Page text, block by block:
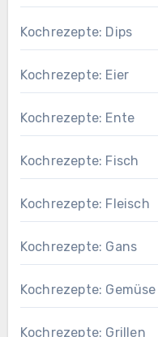
Kochrezepte: Dips
Kochrezepte: Eier
Kochrezepte: Ente
Kochrezepte: Fisch
Kochrezepte: Fleisch
Kochrezepte: Gans
Kochrezepte: Gemüse
Kochrezepte: Grillen